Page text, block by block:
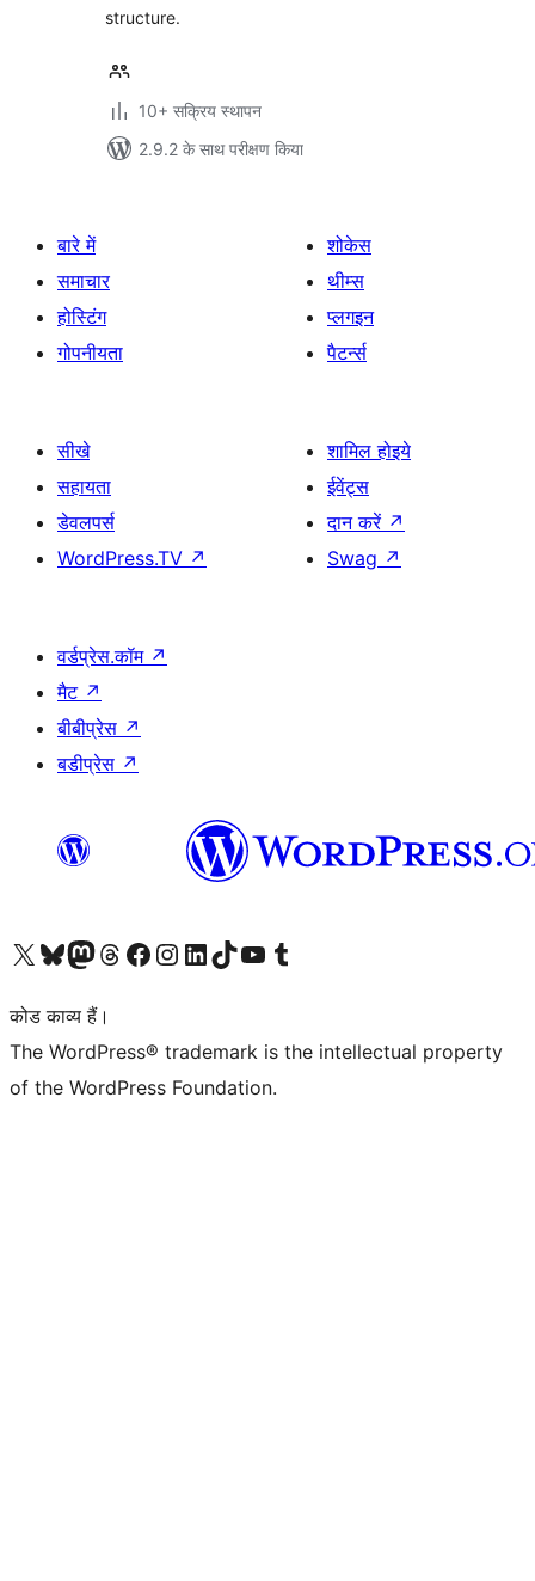
structure.
10+ सक्रिय स्थापन
2.9.2 के साथ परीक्षण किया
बारे में
समाचार
होस्टिंग
गोपनीयता
शोकेस
थीम्स
प्लगइन
पैटर्न्स
सीखे
सहायता
डेवलपर्स
WordPress.TV ↗
शामिल होइये
ईवेंट्स
दान करें ↗
Swag ↗
वर्डप्रेस.कॉम ↗
मैट ↗
बीबीप्रेस ↗
बडीप्रेस ↗
Visit our X (formerly Twitter) account
हमारे बलुस्की खाते पर जाएँVisit our Mastodon account
हमारे थ्रेड्स अकाउंट पर जाएंहमारे फेसबुक पेज पर जाएँहमारे इंस्टाग्राम अकाउंट पर जाएंहमारे लिंक्डइन खाते पर जाएँहमारे टिकटॉक खाते पर जाएँहमारे यूट्यूब चैनल पर जाएंहमारे Tumblr खाते पर जाएँ
कोड काव्य हैं।
The WordPress® trademark is the intellectual property
of the WordPress Foundation.